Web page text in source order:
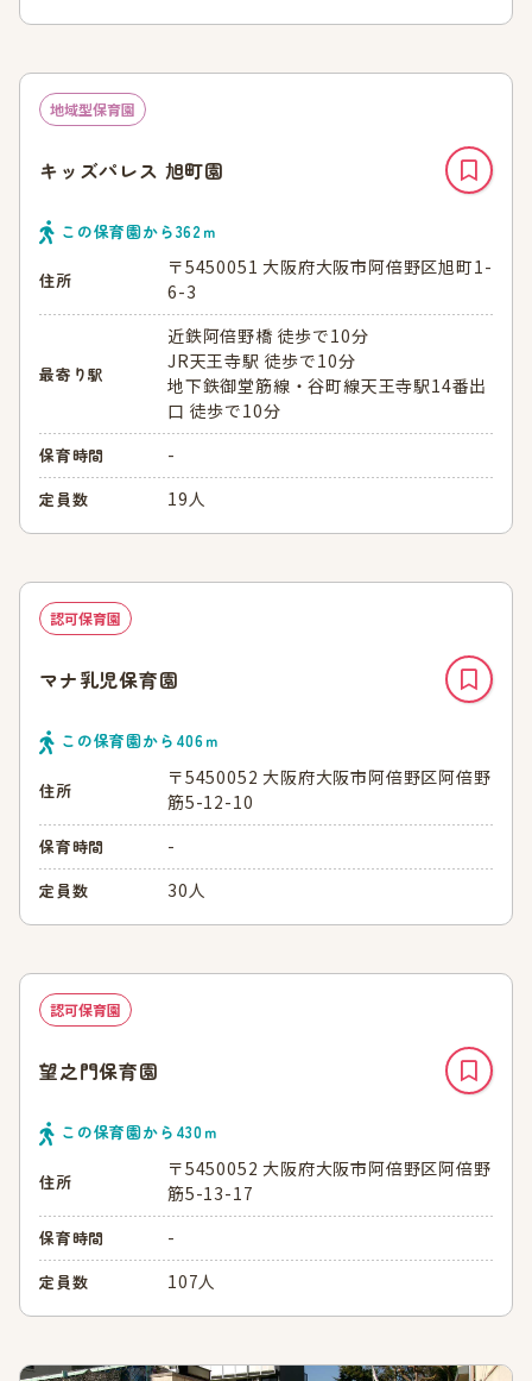
地域型保育園
キッズパレス 旭町園
この保育園から362ｍ
住所
〒5450051 大阪府大阪市阿倍野区旭町1-
6-3
最寄り駅
近鉄阿倍野橋 徒歩で10分
JR天王寺駅 徒歩で10分
地下鉄御堂筋線・谷町線天王寺駅14番出
口 徒歩で10分
保育時間 -
定員数 19人
認可保育園
マナ乳児保育園
この保育園から 406ｍ
住所
〒5450052 大阪府大阪市阿倍野区阿倍野
筋5-12-10
保育時間 -
定員数 30人
認可保育園
望之門保育園
この保育園から 430ｍ
住所
〒5450052 大阪府大阪市阿倍野区阿倍野
筋5-13-17
保育時間 -
定員数 107人